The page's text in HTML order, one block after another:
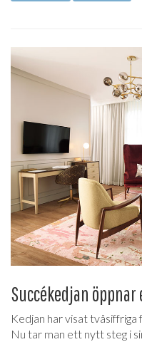
Succékedjan
Kedjan har visat tvåsiffriga
Nu tar man ett nytt steg i